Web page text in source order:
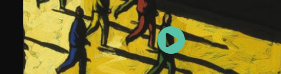
Lancer la vidéo